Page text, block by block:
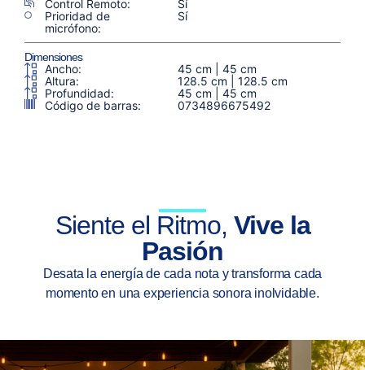
Control Remoto:
Sí
Prioridad de
micrófono:
Sí
Dimensiones
Ancho:
45 cm | 45 cm
Altura:
128.5 cm | 128.5 cm
Profundidad:
45 cm | 45 cm
Código de barras:
0734896675492
Siente el Ritmo, Vive la
Pasión
Desata la energía de cada nota y transforma cada
momento en una experiencia sonora inolvidable.